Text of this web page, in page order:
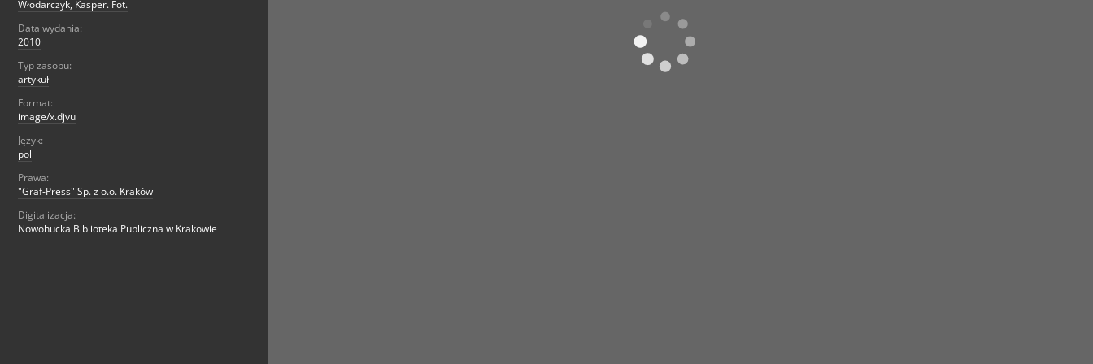
Włodarczyk, Kasper. Fot.
Data wydania:
2010
Typ zasobu:
artykuł
Format:
image/x.djvu
Język:
pol
Prawa:
"Graf-Press" Sp. z o.o. Kraków
Digitalizacja:
Nowohucka Biblioteka Publiczna w Krakowie